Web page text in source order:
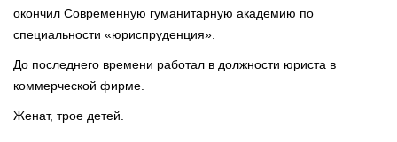
окончил Современную гуманитарную академию по
специальности «юриспруденция».
До последнего времени работал в должности юриста в
коммерческой фирме.
Женат, трое детей.